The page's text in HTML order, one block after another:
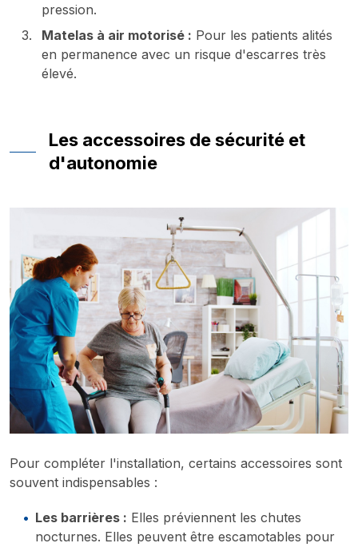
pression.
Matelas à air motorisé : Pour les patients alités
en permanence avec un risque d'escarres très
élevé.
Les accessoires de sécurité et
d'autonomie
Pour compléter l'installation, certains accessoires sont
souvent indispensables :
Les barrières : Elles préviennent les chutes
nocturnes. Elles peuvent être escamotables pour